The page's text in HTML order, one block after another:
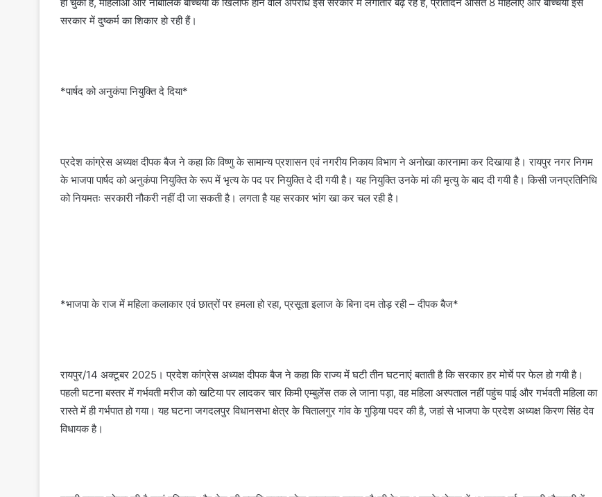
सरकार में दुष्कर्म का शिकार हो रही हैं।
*पार्षद को अनुकंपा नियुक्ति दे दिया*
प्रदेश कांग्रेस अध्यक्ष दीपक बैज ने कहा कि विष्णु के सामान्य प्रशासन एवं नगरीय निकाय विभाग ने अनोखा कारनामा कर दिखाया है। रायपुर नगर निगम
के भाजपा पार्षद को अनुकंपा नियुक्ति के रूप में भृत्य के पद पर नियुक्ति दे दी गयी है। यह नियुक्ति उनके मां की मृत्यु के बाद दी गयी है। किसी जनप्रतिनिधि
को नियमतः सरकारी नौकरी नहीं दी जा सकती है। लगता है यह सरकार भांग खा कर चल रही है।
*भाजपा के राज में महिला कलाकार एवं छात्रों पर हमला हो रहा, प्रसूता इलाज के बिना दम तोड़ रही – दीपक बैज*
रायपुर/14 अक्टूबर 2025। प्रदेश कांग्रेस अध्यक्ष दीपक बैज ने कहा कि राज्य में घटी तीन घटनाएं बताती है कि सरकार हर मोर्चे पर फेल हो गयी है।
पहली घटना बस्तर में गर्भवती मरीज को खटिया पर लादकर चार किमी एम्बुलेंस तक ले जाना पड़ा, वह महिला अस्पताल नहीं पहुंच पाई और गर्भवती महिला का
रास्ते में ही गर्भपात हो गया। यह घटना जगदलपुर विधानसभा क्षेत्र के चितालगुर गांव के गुड़िया पदर की है, जहां से भाजपा के प्रदेश अध्यक्ष किरण सिंह देव
विधायक है।